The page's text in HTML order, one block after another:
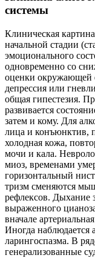
системы
Клиническая
начальной стадии
эмоционального
одновременно со
оценки окружающей
депрессия или
общая гипестезия.
развивается
затем и кому. Для
лица и конъюнктив,
холодная кожа,
мочи и кала.
миоз, временами
горизонтальный
тризм сменяются
рефлексов. Дыхание
выраженного
вначале
Иногда наблюдается
ларингоспазма. В
генерализованные